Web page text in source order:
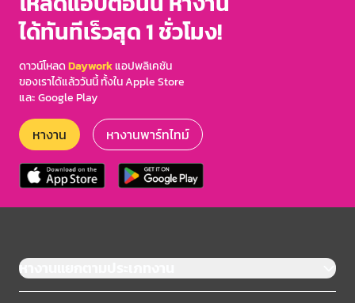
ได้ทันทีเร็วสุด 1 ชั่วโมง!
ดาวน์โหลดDayworkแอปพลิเคชัน
ของเราได้แล้ววันนี้ ทั้งใน Apple Store
และ Google Play
หางาน หางานพาร์ทไทม์
หางานแยกตามประเภทงาน